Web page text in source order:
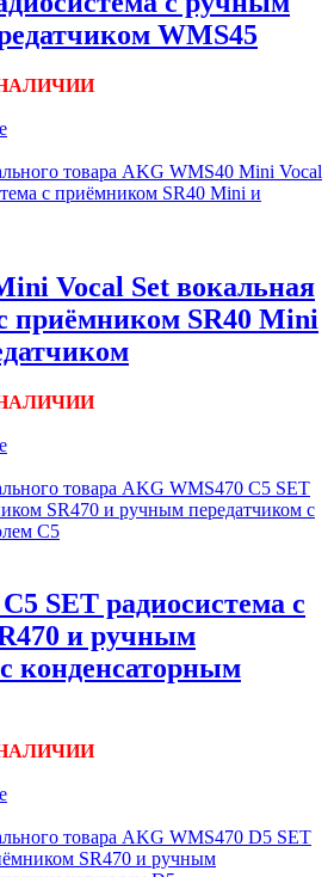
WMS45
Vocal Set вокальная
приёмником SR40 Mini
SET радиосистема с
и ручным
конденсаторным